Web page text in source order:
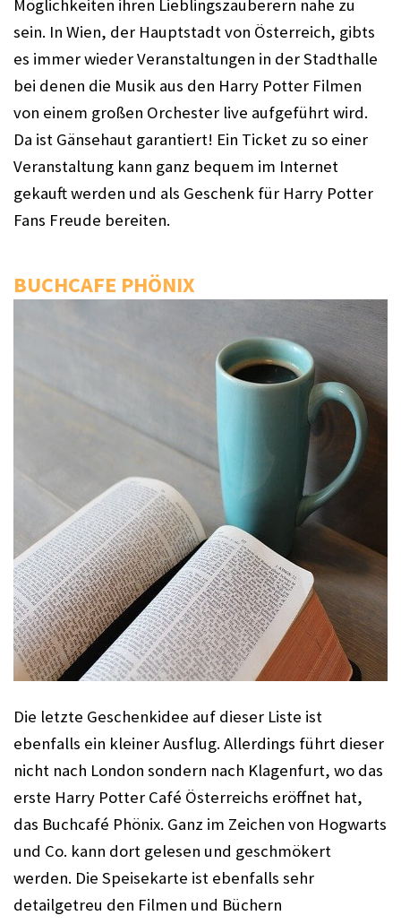
Möglichkeiten ihren Lieblingszauberern nahe zu
sein. In Wien, der Hauptstadt von Österreich, gibts
es immer wieder Veranstaltungen in der Stadthalle
bei denen die Musik aus den Harry Potter Filmen
von einem großen Orchester live aufgeführt wird.
Da ist Gänsehaut garantiert! Ein Ticket zu so einer
Veranstaltung kann ganz bequem im Internet
gekauft werden und als Geschenk für Harry Potter
Fans Freude bereiten.
BUCHCAFE PHÖNIX
Die letzte Geschenkidee auf dieser Liste ist
ebenfalls ein kleiner Ausflug. Allerdings führt dieser
nicht nach London sondern nach Klagenfurt, wo das
erste Harry Potter Café Österreichs eröffnet hat,
das Buchcafé Phönix. Ganz im Zeichen von Hogwarts
und Co. kann dort gelesen und geschmökert
werden. Die Speisekarte ist ebenfalls sehr
detailgetreu den Filmen und Büchern